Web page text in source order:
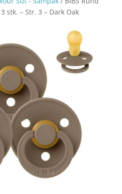
stk. – Str. 3 – Dark Oak